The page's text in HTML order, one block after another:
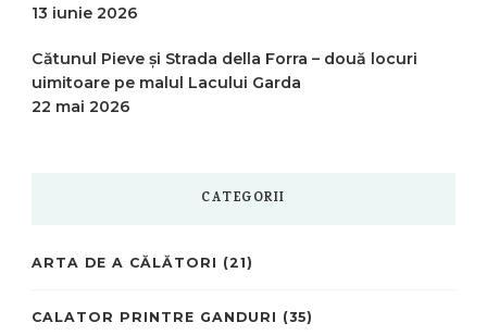
13 iunie 2026
Cătunul Pieve și Strada della Forra – două locuri
uimitoare pe malul Lacului Garda
22 mai 2026
CATEGORII
ARTA DE A CĂLĂTORI (21)
CALATOR PRINTRE GANDURI (35)